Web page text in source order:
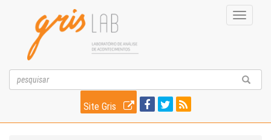
Toggle
Site Gris